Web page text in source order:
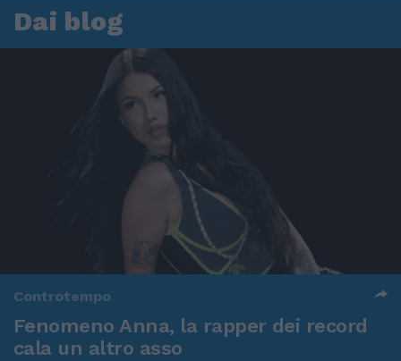
Dai blog
Controtempo
Fenomeno Anna, la rapper dei record
cala un altro asso